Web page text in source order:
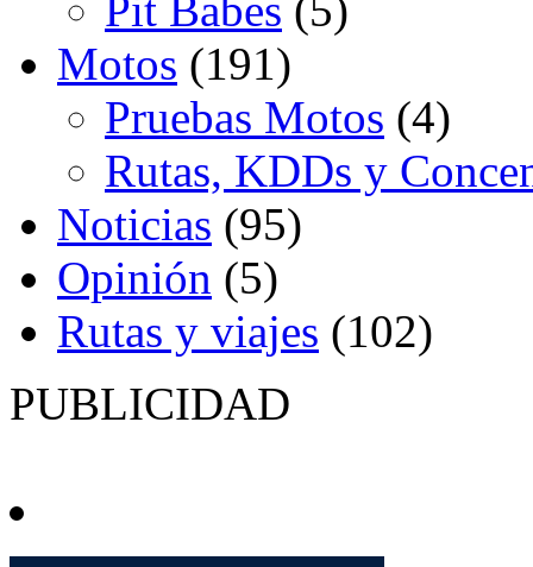
Pit Babes (5)
Motos (191)
Pruebas Motos (4)
Rutas, KDDs y
Noticias (95)
Opinión (5)
Rutas y viajes (102)
PUBLICIDAD